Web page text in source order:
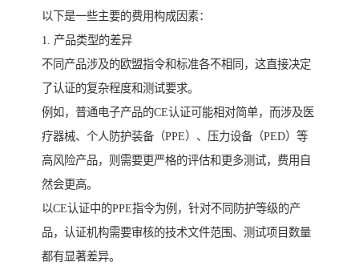
以下是一些主要的费用构成因素：
1. 产品类型的差异
不同产品涉及的欧盟指令和标准各不相同，这直接决定
了认证的复杂程度和测试要求。
例如，普通电子产品的CE认证可能相对简单，而涉及医
疗器械、个人防护装备（PPE）、压力设备（PED）等
高风险产品，则需要更严格的评估和更多测试，费用自
然会更高。
以CE认证中的PPE指令为例，针对不同防护等级的产
品，认证机构需要审核的技术文件范围、测试项目数量
都有显著差异。